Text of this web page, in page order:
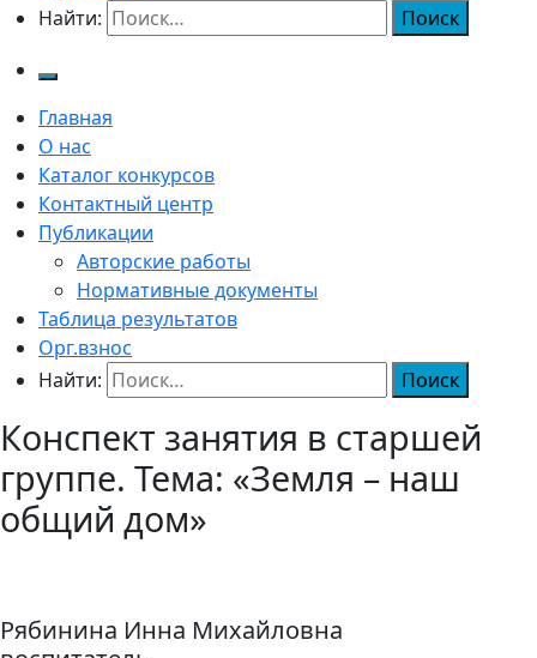
Найти:
Главная
О нас
Каталог конкурсов
Контактный центр
Публикации
Авторские работы
Нормативные документы
Таблица результатов
Орг.взнос
Найти:
Конспект занятия в старшей
группе. Тема: «Земля – наш
общий дом»
Рябинина Инна Михайловна